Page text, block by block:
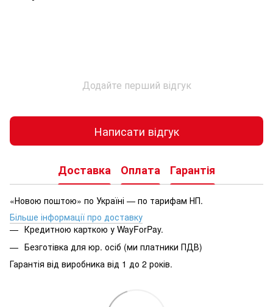
Додайте перший відгук
Написати відгук
Доставка Оплата Гарантія
«Новою поштою» по Україні — по тарифам НП.
Більше інформації про доставку
Кредитною карткою у WayForPay.
Безготівка для юр. осіб (ми платники ПДВ)
Гарантія від виробника від 1 до 2 років.